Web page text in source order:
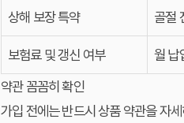
상해 보장 특약 골절
보험료 및 갱신 여부 월 납
약관 꼼꼼히 확인
가입 전에는 반드시 상품 약관을 자